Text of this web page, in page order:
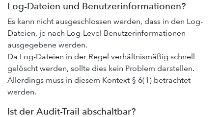
Log-Dateien und Benutzerinformationen?
Es kann nicht ausgeschlossen werden, dass in den Log-
Dateien, je nach Log-Level Benutzerinformationen
ausgegebene werden.
Da Log-Dateien in der Regel verhältnismäßig schnell
gelöscht werden, sollte dies kein Problem darstellen.
Allerdings muss in diesem Kontext § 6(1) betrachtet
werden.
Ist der Audit-Trail abschaltbar?